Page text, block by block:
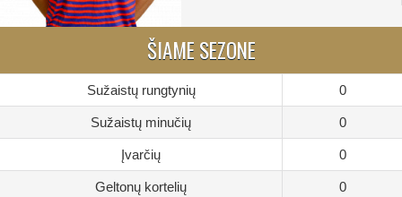
ŠIAME SEZONE
Sužaistų rungtynių 0
Sužaistų minučių 0
Įvarčių 0
Geltonų kortelių 0